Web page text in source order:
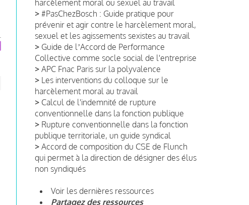
harcèlement moral ou sexuel au travail
> #PasChezBosch : Guide pratique pour
prévenir et agir contre le harcèlement moral,
sexuel et les agissements sexistes au travail
> Guide de lʼAccord de Performance
Collective comme socle social de l'entreprise
> APC Fnac Paris sur la polyvalence
> Les interventions du colloque sur le
harcèlement moral au travail
> Calcul de l'indemnité de rupture
conventionnelle dans la fonction publique
> Rupture conventionnelle dans la fonction
publique territoriale, un guide syndical
> Accord de composition du CSE de Flunch
qui permet à la direction de désigner des élus
non syndiqués
Voir les dernières ressources
Partagez des ressources